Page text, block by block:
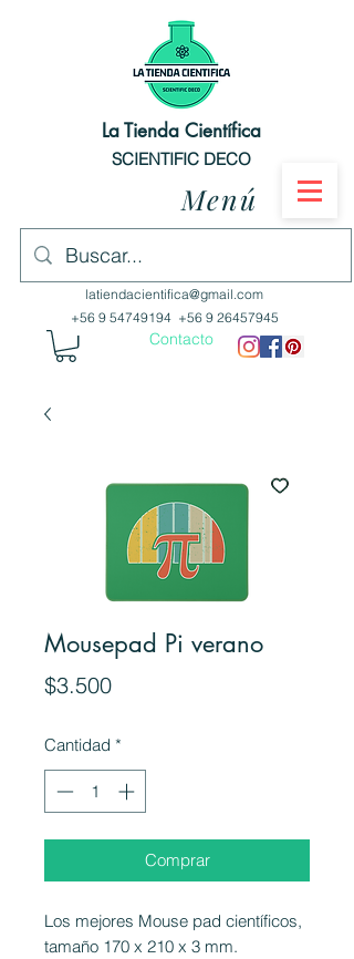
La Tienda Científica
SCIENTIFIC DECO
Menú
latiendacientifica@gmail.com
+56 9 54749194 +56 9 26457945
Contacto
Mousepad Pi verano
$3.500Precio
Cantidad *
Comprar
Los mejores Mouse pad científicos,
tamaño 170 x 210 x 3 mm.